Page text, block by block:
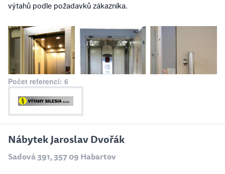
výtahů podle požadavků zákazníka.
Počet referencí: 6
Nábytek Jaroslav Dvořák
Sadová 391, 357 09 Habartov